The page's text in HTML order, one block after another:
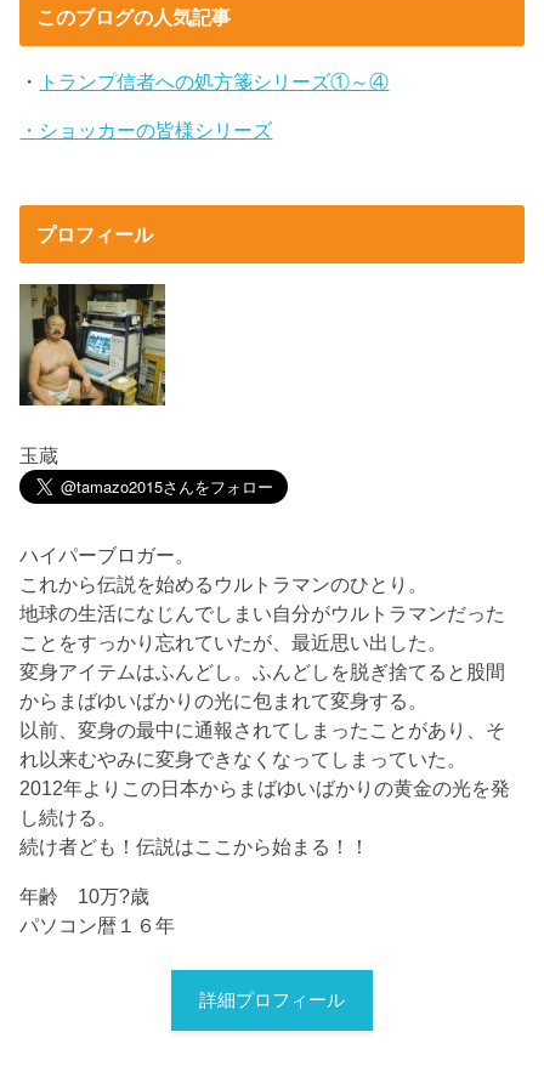
このブログの人気記事
・ トランプ信者への処方箋シリーズ①～④
・ショッカーの皆様シリーズ
プロフィール
玉蔵
ハイパーブロガー。
これから伝説を始めるウルトラマンのひとり。
地球の生活になじんでしまい自分がウルトラマンだった
ことをすっかり忘れていたが、最近思い出した。
変身アイテムはふんどし。ふんどしを脱ぎ捨てると股間
からまばゆいばかりの光に包まれて変身する。
以前、変身の最中に通報されてしまったことがあり、そ
れ以来むやみに変身できなくなってしまっていた。
2012年よりこの日本からまばゆいばかりの黄金の光を発
し続ける。
続け者ども！伝説はここから始まる！！
年齢 10万?歳
パソコン暦１６年
詳細プロフィール